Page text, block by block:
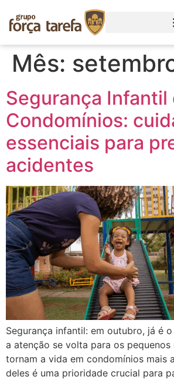
Mês:
Segurança Infantil
Condomínios:
essenciais para
acidentes
Segurança infantil: em outubro, já é
a atenção se volta para os
tornam a vida em condomínios mais
deles é uma prioridade crucial para